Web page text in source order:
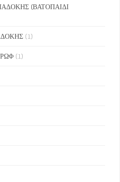
(ΒΑΤΟΠΑΙΔΙ
(1)
(1)